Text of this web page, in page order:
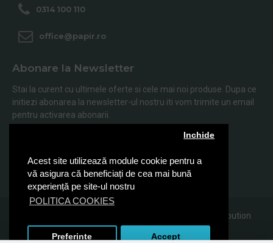
Acest site utilizează module cookie pentru a
vă asigura că beneficiați de cea mai bună
experiență pe site-ul nostru
POLITICA COOKIES
Inchide
Preferinte Accept
0314 100 110
office@papir.ro
Abonare la Newsletter
Stai la curent cu ultimele oferte si cele mai noi produse. Dupa ce
initiezi abonarea la newsletter-ul nostru iti vom trimite un email
pentru activarea abonarii.
Abonare
Am citit şi sunt de acord cu Politica de Confidentialitate
© 2019, Papir.ro, Toate drepturile rezervate Sanito Distribution